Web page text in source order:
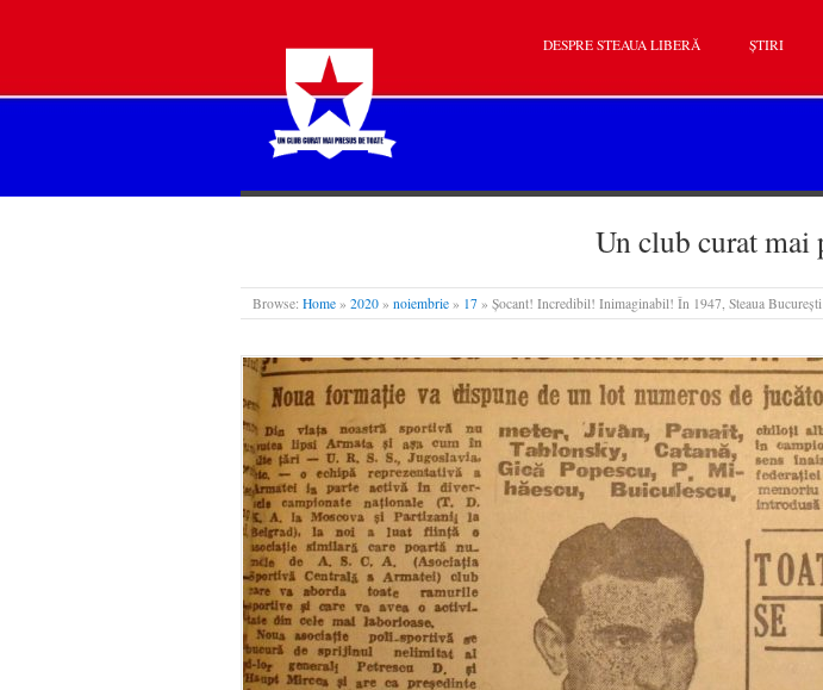
STEAUA LIBERĂ
DESPRE STEAUA LIBERĂ ȘTIRI
Un club curat mai
Browse: Home » 2020 » noiembrie » 17 » Șocant! Incredibil! Inimaginabil! În 1947, Steaua